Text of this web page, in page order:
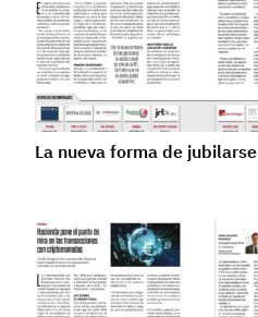
La nueva forma de jubilarse